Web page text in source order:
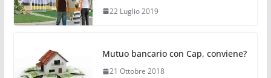
22 Luglio 2019
Mutuo bancario con Cap, conviene?
21 Ottobre 2018